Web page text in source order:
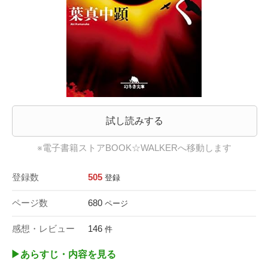
試し読みする
※電子書籍ストアBOOK☆WALKERへ移動します
登録数 505 登録
ページ数 680 ページ
感想・レビュー 146 件
▶︎あらすじ・内容を見る